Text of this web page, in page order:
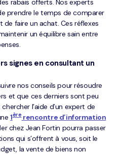
prendre le temps de comparer
faire un achat. Ces réflexes
un équilibre sain entre
signes en consultant un
nos conseils pour résoudre
et que ces derniers sont peu
l’aide d’un expert de
1èrerencontre d’information
chez Jean Fortin pourra passer
qui s’offrent à vous, soit le
la vente de biens non